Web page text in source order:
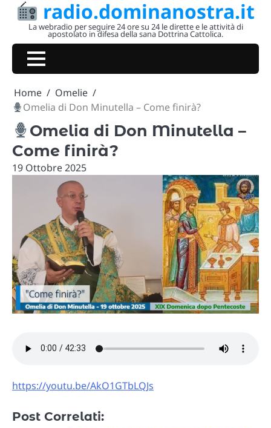
Skip
radio.dominanostra.it
La webradio per seguire 24 ore su 24 le dirette e le attività di
apostolato in difesa della sana Dottrina Cattolica.
Home
Omelie
Omelia di Don Minutella – Come finirà?
Omelia di Don Minutella –
Come finirà?
19 Ottobre 2025
https://youtu.be/AkO1GTbLQJs
Post Correlati: